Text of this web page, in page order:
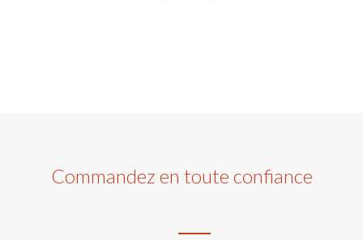
Commandez en toute confiance